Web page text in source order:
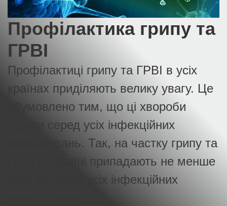
Профілактика грипу та
ГРВІ
Профілактиці грипу та ГРВІ в усіх
країнах приділяють велику увагу. Це
обумовлено тим, що ці хвороби
лідери серед усіх інфекційних
захворювань. Так, на частку грипу та
ГРВІ в Україні припадають не менше
90% випадків усіх інфекційних